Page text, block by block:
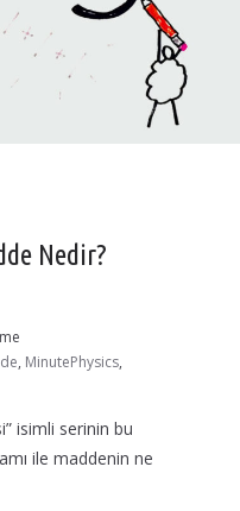
Nedir?
, MinutePhysics,
isimli serinin bu
ile maddenin ne